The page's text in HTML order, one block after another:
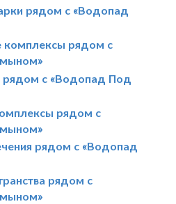
рядом с «Водопад
рядом с
рядом с «Водопад Под
рядом с
рядом с «Водопад
рядом с